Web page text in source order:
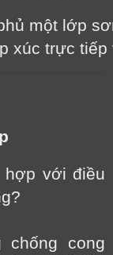
một lớp
xúc trực
hợp với điều
cong